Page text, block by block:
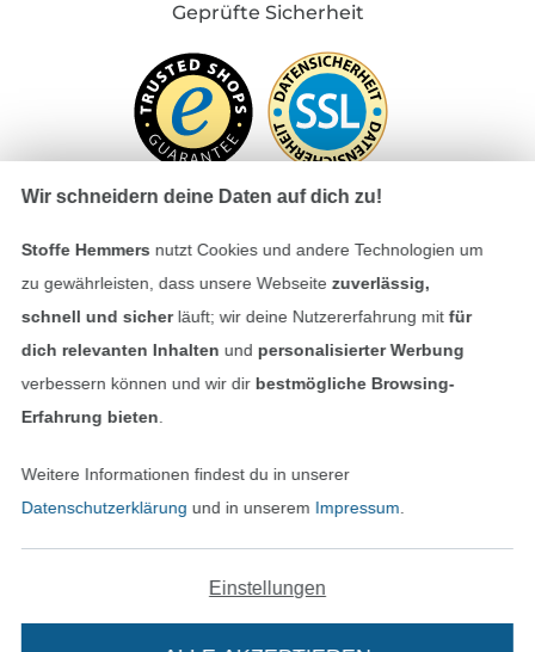
Geprüfte Sicherheit
Bezahlen mit
In den deutschen Shop wechseln (aktuell
Wir schneidern deine Daten auf dich zu!
Stoffe Hemmers nutzt Cookies und andere Technologien um
zu gewährleisten, dass unsere Webseite zuverlässig,
schnell und sicherläuft; wir deine Nutzererfahrung mitfür
dich relevanten Inhalten und personalisierter Werbung
verbessern können und wir dir bestmögliche Browsing-
Erfahrung bieten
Weitere Informationen findest du in unserer
Datenschutzerklärung und in unserem Impressum
Einstellungen